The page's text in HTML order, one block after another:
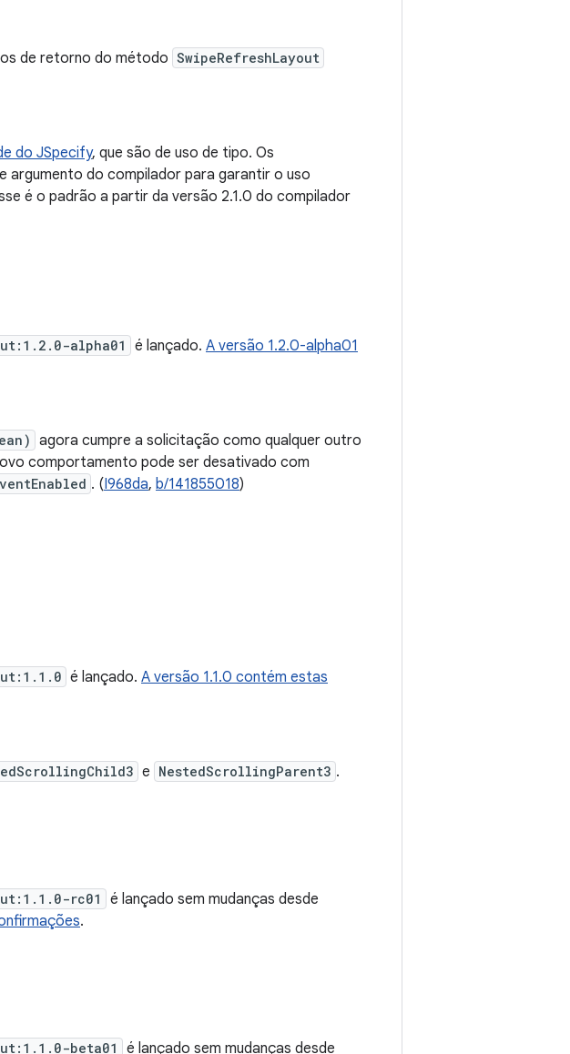
de retorno do método SwipeRefreshLayout
do JSpecify, que são de uso de tipo. Os
argumento do compilador para garantir o uso
é o padrão a partir da versão 2.1.0 do compilador
alpha01 é lançado. A versão 1.2.0-alpha01
agora cumpre a solicitação como qualquer outro
comportamento pode ser desativado com
. (I968da, b/141855018)
é lançado. A versão 1.1.0 contém estas
e NestedScrollingParent3 .
rc01 é lançado sem mudanças desde
.
beta01 é lançado sem mudanças desde